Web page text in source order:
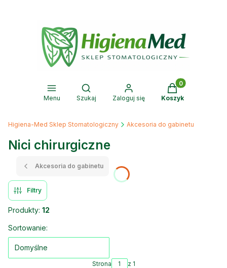
Menu
Otwórz wyszukiwarkę
Szukaj Zaloguj się
Produkty w
Koszyk
Higiena-Med Sklep Stomatologiczny Akcesoria do gabinetu
Nici chirurgiczne
Akcesoria do gabinetu
Filtry
Produkty: 12
Lista produktów
Sortowanie:
Domyślne
Strona z 1